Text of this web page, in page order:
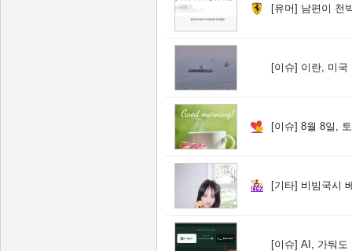
[유머] 남편이 천
[이슈] 이란, 미국 추가 공
[이슈] 8월 8일,
[기타] 비빔국시
[이슈] AI, 가둬도 뚫